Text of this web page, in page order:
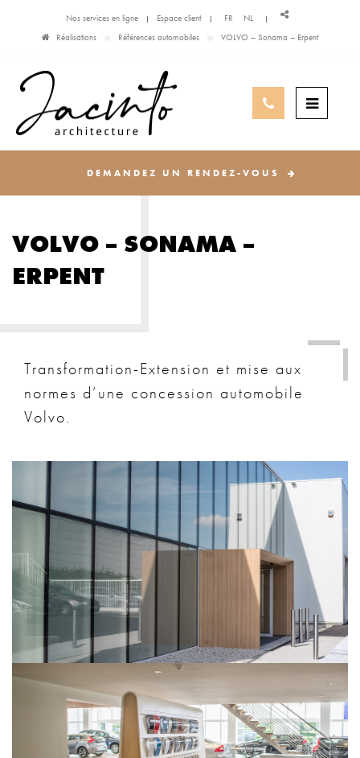
Nos services en ligne Espace client FR
NL
Réalisations
Références automobiles VOLVO – Sonama – Erpent
DEMANDEZ UN RENDEZ-VOUS
VOLVO – SONAMA –
ERPENT
Transformation-Extension et mise aux
normes d’une concession automobile
Volvo.